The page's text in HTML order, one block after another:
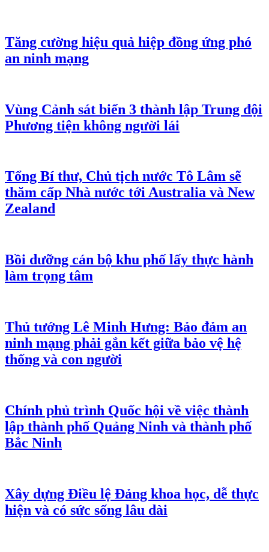
Tăng cường hiệu quả hiệp đồng ứng phó
an ninh mạng
Vùng Cảnh sát biển 3 thành lập Trung đội
Phương tiện không người lái
Tổng Bí thư, Chủ tịch nước Tô Lâm sẽ
thăm cấp Nhà nước tới Australia và New
Zealand
Bồi dưỡng cán bộ khu phố lấy thực hành
làm trọng tâm
Thủ tướng Lê Minh Hưng: Bảo đảm an
ninh mạng phải gắn kết giữa bảo vệ hệ
thống và con người
Chính phủ trình Quốc hội về việc thành
lập thành phố Quảng Ninh và thành phố
Bắc Ninh
Xây dựng Điều lệ Đảng khoa học, dễ thực
hiện và có sức sống lâu dài